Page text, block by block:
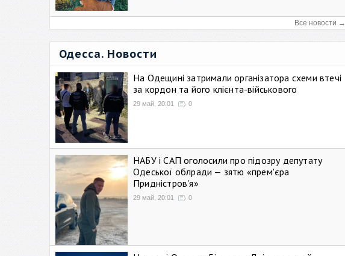
Все новости →
Одесса. Новости
На Одещині затримали організатора схеми втечі
за кордон та його клієнта-військового
29 май, 20:01 0
НАБУ і САП оголосили про підозру депутату
Одеської облради — зятю «прем'єра
Придністров'я»
29 май, 20:01 0